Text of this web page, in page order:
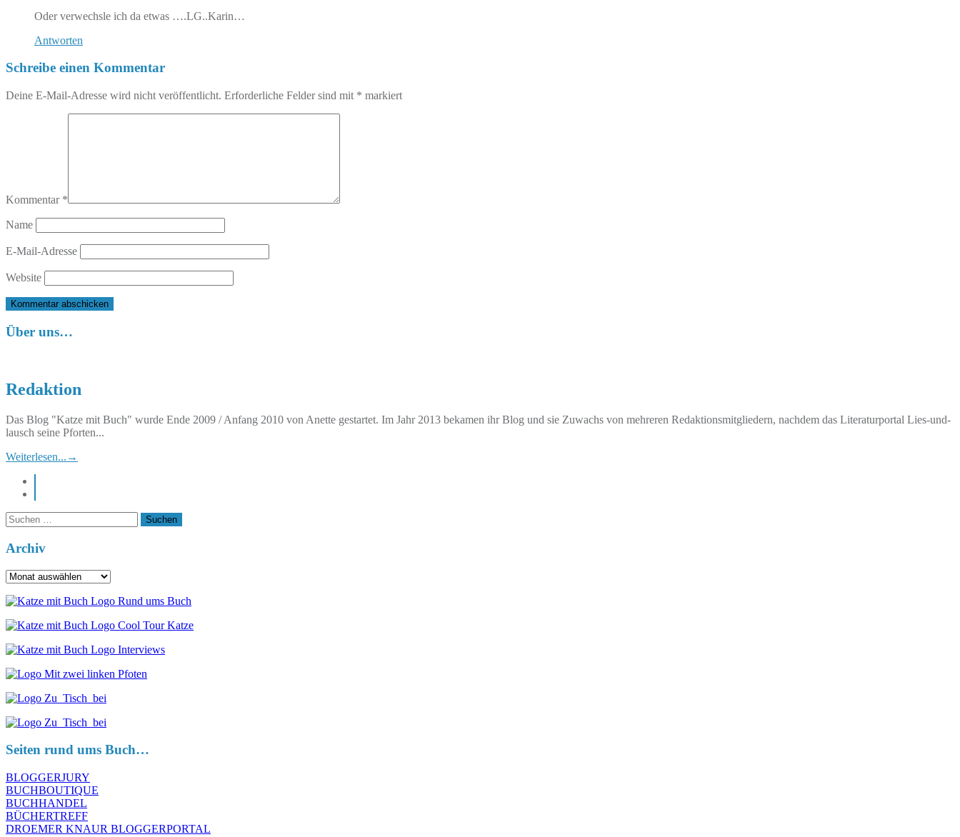
Oder verwechsle ich da etwas ….LG..Karin…
Antworten
Schreibe einen Kommentar
Deine E-Mail-Adresse wird nicht veröffentlicht. Erforderliche Felder sind mit * markiert
Kommentar *
Name
E-Mail-Adresse
Website
Über uns…
Redaktion
Das Blog "Katze mit Buch" wurde Ende 2009 / Anfang 2010 von Anette gestartet. Im Jahr 2013 bekamen ihr Blog und sie Zuwachs von mehreren Redaktionsmitgliedern, nachdem das Literaturportal Lies-und-
lausch seine Pforten...
Weiterlesen... →
Suchen
nach:
Archiv
Archiv
Seiten rund ums Buch…
BLOGGERJURY
BUCHBOUTIQUE
BUCHHANDEL
BÜCHERTREFF
DROEMER KNAUR BLOGGERPORTAL